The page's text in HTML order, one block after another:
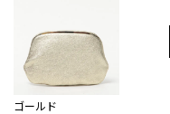
ゴールド